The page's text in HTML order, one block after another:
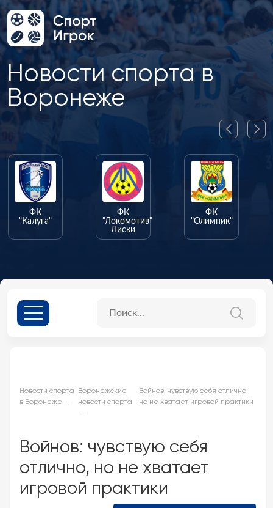
Новости спорта в
Воронеже
ФК
"Калуга"
ФК
"Локомотив"
Лиски
ФК
"Олимпик"
Новости спорта
в Воронеже
Воронежские
новости спорта
Войнов: чувствую себя отлично,
но не хватает игровой практики
Войнов: чувствую себя
отлично, но не хватает
игровой практики